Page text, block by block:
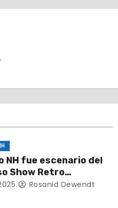
NH fue escenario del
Show Retro
por la Fundación
Rosanid Dewendt